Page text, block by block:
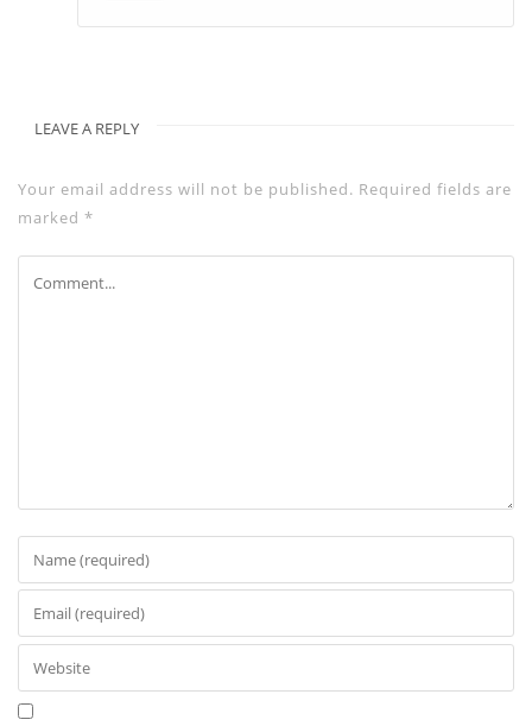
LEAVE A REPLY
Your email address will not be published. Required fields are
marked *